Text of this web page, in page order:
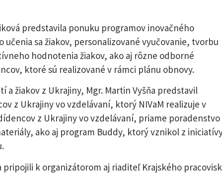
predstavila ponuku programov inovačného
sa žiakov, personalizované vyučovanie, tvorbu
hodnotenia žiakov, ako aj rôzne odborné
ktoré sú realizované v rámci plánu obnovy.
žiakov z Ukrajiny, Mgr. Martin Vyšňa predstavil
z Ukrajiny vo vzdelávaní, ktorý NIVaM realizuje v
z Ukrajiny vo vzdelávaní, priame poradenstvo
ako aj program Buddy, ktorý vznikol z
k organizátorom aj riaditeľ Krajského